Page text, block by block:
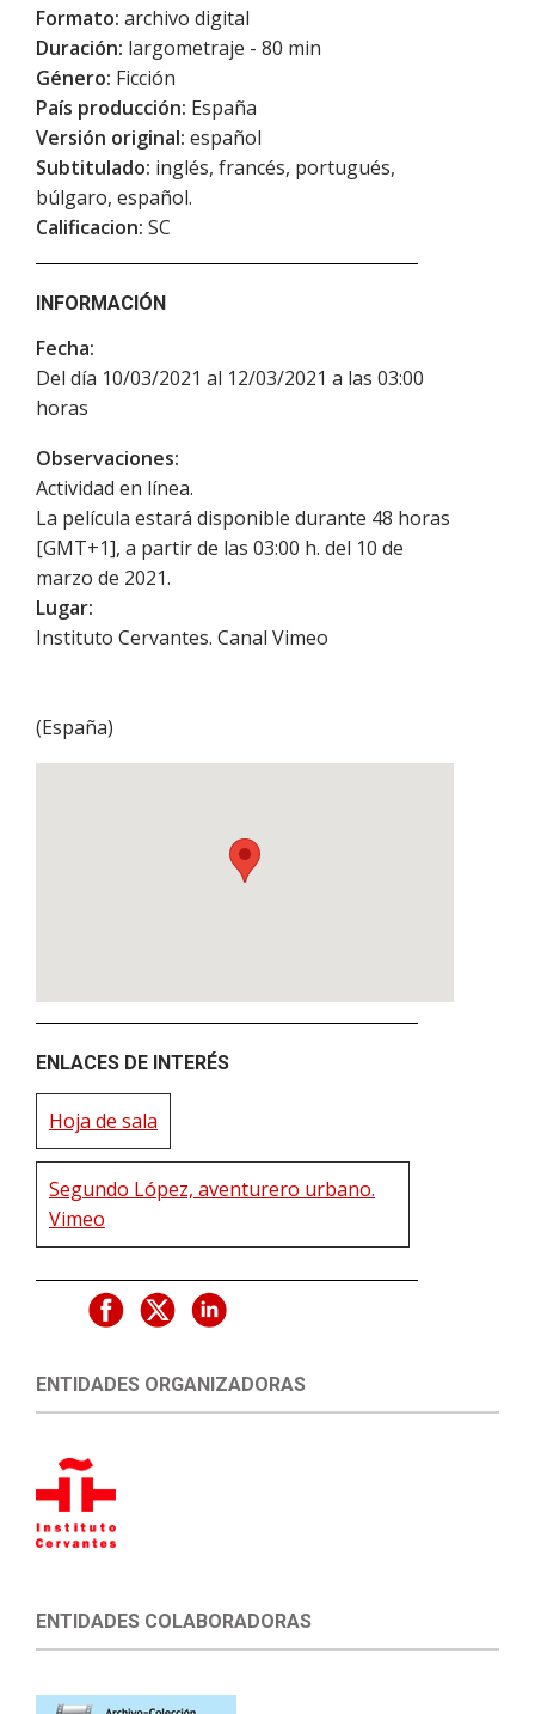
Formato: archivo digital
Duración: largometraje - 80 min
Género: Ficción
País producción: España
Versión original: español
Subtitulado: inglés, francés, portugués,
búlgaro, español.
Calificacion: SC
INFORMACIÓN
Fecha:
Del día 10/03/2021 al 12/03/2021 a las 03:00
horas
Observaciones:
Actividad en línea.
La película estará disponible durante 48 horas
[GMT+1], a partir de las 03:00 h. del 10 de
marzo de 2021.
Lugar:
Instituto Cervantes. Canal Vimeo
(España)
ENLACES DE INTERÉS
Hoja de sala
Segundo López, aventurero urbano.
Vimeo
ENTIDADES ORGANIZADORAS
ENTIDADES COLABORADORAS